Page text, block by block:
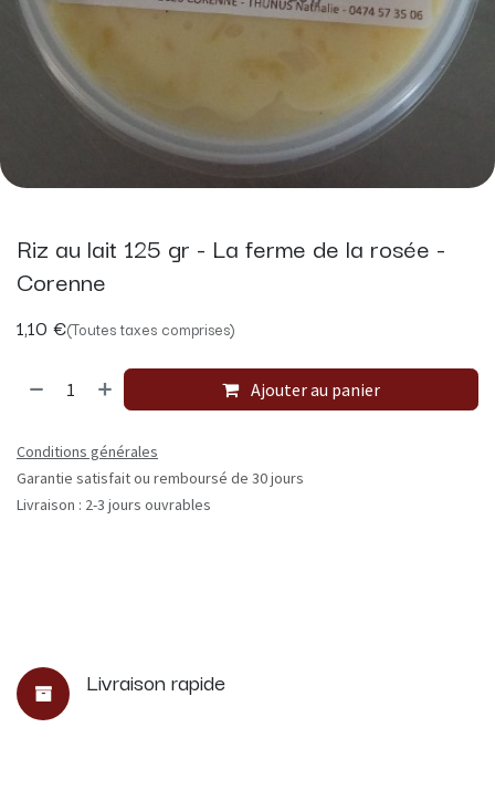
Riz au lait 125 gr - La ferme de la rosée -
Corenne
1,10 €(Toutes taxes comprises)
Ajouter au panier
Conditions générales
Garantie satisfait ou remboursé de 30 jours
Livraison : 2-3 jours ouvrables
Livraison rapide